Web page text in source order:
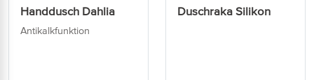
Handdusch Dahlia
Antikalkfunktion
Duschraka Silikon